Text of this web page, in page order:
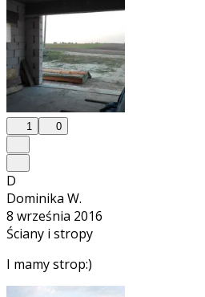
1 0
D
Dominika W.
8 września 2016
Ściany i stropy
I mamy strop:)